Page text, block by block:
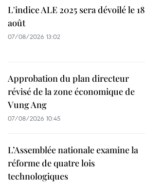
L'indice ALE 2025 sera dévoilé le 18
août
07/08/2026 13:02
Approbation du plan directeur
révisé de la zone économique de
Vung Ang
07/08/2026 10:45
L’Assemblée nationale examine la
réforme de quatre lois
technologiques